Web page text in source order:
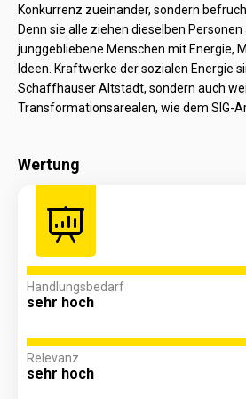
Konkurrenz zueinander, sondern
Denn sie alle ziehen dieselben
junggebliebene Menschen mit Energie,
Ideen. Kraftwerke der sozialen Energie
Schaffhauser Altstadt, sondern auch
Transformationsarealen, wie dem SIG-
Wertung
Handlungsbedarf
sehr hoch
Relevanz
sehr hoch